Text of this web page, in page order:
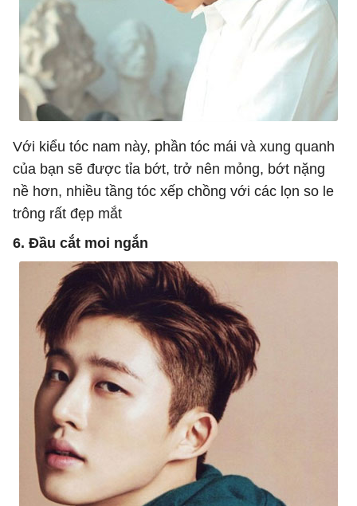
Với kiểu tóc nam này, phần tóc mái và xung quanh
của bạn sẽ được tỉa bớt, trở nên mỏng, bớt nặng
nề hơn, nhiều tầng tóc xếp chồng với các lọn so le
trông rất đẹp mắt
6. Đầu cắt moi ngắn